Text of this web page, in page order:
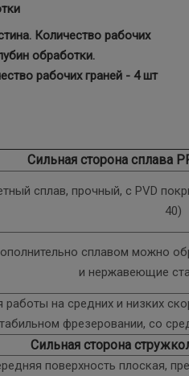
Количество рабочих
обработки.
рабочих граней - 4 шт
Сильная сторона сплава
сплав, прочный, с PVD
40)
сплавом можно
и нержавеющие
работы на средних и низких
фрезеровании, со
Сильная сторона
поверхность плоская,